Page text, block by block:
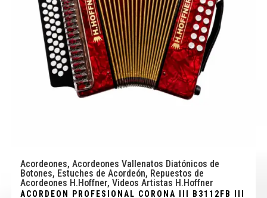
Acordeones, Acordeones Vallenatos Diatónicos de
Botones, Estuches de Acordeón, Repuestos de
Acordeones H.Hoffner, Videos Artistas H.Hoffner
ACORDEON PROFESIONAL CORONA III B3112FB III